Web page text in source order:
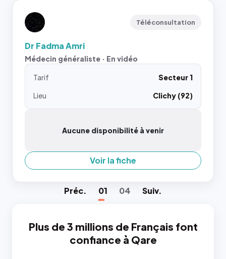
Téléconsultation
Dr Fadma Amri
Médecin généraliste · En vidéo
Tarif
Secteur 1
Lieu
Clichy (92)
Aucune disponibilité à venir
Voir la fiche
Préc. 01 04 Suiv.
Plus de 3 millions de Français font
confiance à Qare